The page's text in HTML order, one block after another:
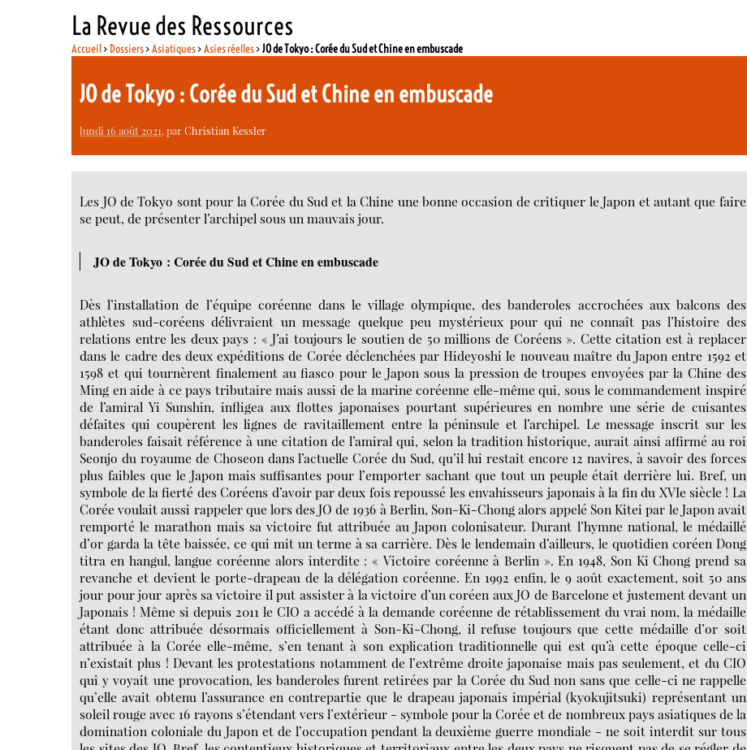
La Revue des Ressources
Accueil> Dossiers>Asiatiques>Asies réelles>JO de Tokyo : Corée du Sud et Chine en embuscade
JO de Tokyo : Corée du Sud et Chine en embuscade
lundi 16 août 2021, parChristian Kessler
Les JO de Tokyo sont pour la Corée du Sud et la Chine une bonne occasion de critiquer le Japon et autant que faire
se peut, de présenter l’archipel sous un mauvais jour.
JO de Tokyo : Corée du Sud et Chine en embuscade
Dès l’installation de l’équipe coréenne dans le village olympique, des banderoles accrochées aux balcons des
athlètes sud-coréens délivraient un message quelque peu mystérieux pour qui ne connaît pas l’histoire des
relations entre les deux pays : « J’ai toujours le soutien de 50 millions de Coréens ». Cette citation est à replacer
dans le cadre des deux expéditions de Corée déclenchées par Hideyoshi le nouveau maître du Japon entre 1592 et
1598 et qui tournèrent finalement au fiasco pour le Japon sous la pression de troupes envoyées par la Chine des
Ming en aide à ce pays tributaire mais aussi de la marine coréenne elle-même qui, sous le commandement inspiré
de l’amiral Yi Sunshin, infligea aux flottes japonaises pourtant supérieures en nombre une série de cuisantes
défaites qui coupèrent les lignes de ravitaillement entre la péninsule et l’archipel. Le message inscrit sur les
banderoles faisait référence à une citation de l’amiral qui, selon la tradition historique, aurait ainsi affirmé au roi
Seonjo du royaume de Choseon dans l’actuelle Corée du Sud, qu’il lui restait encore 12 navires, à savoir des forces
plus faibles que le Japon mais suffisantes pour l’emporter sachant que tout un peuple était derrière lui. Bref, un
symbole de la fierté des Coréens d’avoir par deux fois repoussé les envahisseurs japonais à la fin du XVIe siècle ! La
Corée voulait aussi rappeler que lors des JO de 1936 à Berlin, Son-Ki-Chong alors appelé Son Kitei par le Japon avait
remporté le marathon mais sa victoire fut attribuée au Japon colonisateur. Durant l’hymne national, le médaillé
d’or garda la tête baissée, ce qui mit un terme à sa carrière. Dès le lendemain d’ailleurs, le quotidien coréen Dong
titra en hangul, langue coréenne alors interdite : « Victoire coréenne à Berlin ». En 1948, Son Ki Chong prend sa
revanche et devient le porte-drapeau de la délégation coréenne. En 1992 enfin, le 9 août exactement, soit 50 ans
jour pour jour après sa victoire il put assister à la victoire d’un coréen aux JO de Barcelone et justement devant un
Japonais ! Même si depuis 2011 le CIO a accédé à la demande coréenne de rétablissement du vrai nom, la médaille
étant donc attribuée désormais officiellement à Son-Ki-Chong, il refuse toujours que cette médaille d’or soit
attribuée à la Corée elle-même, s’en tenant à son explication traditionnelle qui est qu’à cette époque celle-ci
n’existait plus ! Devant les protestations notamment de l’extrême droite japonaise mais pas seulement, et du CIO
qui y voyait une provocation, les banderoles furent retirées par la Corée du Sud non sans que celle-ci ne rappelle
qu’elle avait obtenu l’assurance en contrepartie que le drapeau japonais impérial (kyokujitsuki) représentant un
soleil rouge avec 16 rayons s’étendant vers l’extérieur - symbole pour la Corée et de nombreux pays asiatiques de la
domination coloniale du Japon et de l’occupation pendant la deuxième guerre mondiale - ne soit interdit sur tous